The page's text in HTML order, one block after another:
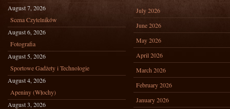
August 7, 2026
Scena Czytelników
August 6, 2026
Fotografia
August 5, 2026
Sportowe Gadżety i Technologie
August 4, 2026
Apeniny (Włochy)
August 3, 2026
July 2026
June 2026
May 2026
April 2026
March 2026
February 2026
January 2026